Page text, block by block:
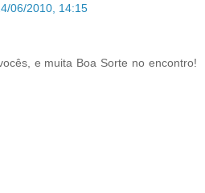
06/2010, 14:15
e muita Boa Sorte no encontro!